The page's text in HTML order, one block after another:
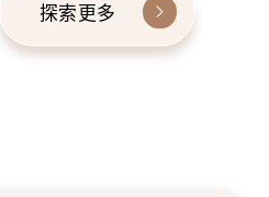
探索更多